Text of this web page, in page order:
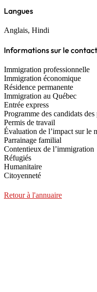
Langues
Anglais, Hindi
Informations sur le contact
Immigration professionnelle
Immigration économique
Résidence permanente
Immigration au Québec
Entrée express
Programme des candidats
Permis de travail
Évaluation de l’impact sur le
Parrainage familial
Contentieux de l’immigration
Réfugiés
Humanitaire
Citoyenneté
Retour à l'annuaire